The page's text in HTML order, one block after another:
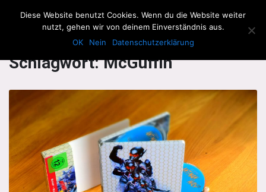
The Howling Men
Schlagwort:McGuffin
Diese Website benutzt Cookies. Wenn du die Website weiter
nutzt, gehen wir von deinem Einverständnis aus.
OK
Nein Datenschutzerklärung